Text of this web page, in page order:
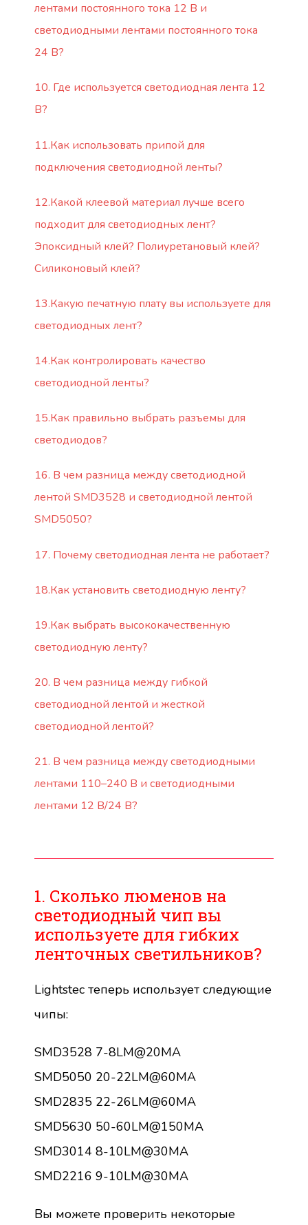
лентами постоянного тока 12 В и
светодиодными лентами постоянного тока
24 В?
10. Где используется светодиодная лента 12
В?
11.Как использовать припой для
подключения светодиодной ленты?
12.Какой клеевой материал лучше всего
подходит для светодиодных лент?
Эпоксидный клей? Полиуретановый клей?
Силиконовый клей?
13.Какую печатную плату вы используете для
светодиодных лент?
14.Как контролировать качество
светодиодной ленты?
15.Как правильно выбрать разъемы для
светодиодов?
16. В чем разница между светодиодной
лентой SMD3528 и светодиодной лентой
SMD5050?
17. Почему светодиодная лента не работает?
18.Как установить светодиодную ленту?
19.Как выбрать высококачественную
светодиодную ленту?
20. В чем разница между гибкой
светодиодной лентой и жесткой
светодиодной лентой?
21. В чем разница между светодиодными
лентами 110–240 В и светодиодными
лентами 12 В/24 В?
1. Сколько люменов на
светодиодный чип вы
используете для гибких
ленточных светильников?
Lightstec теперь использует следующие
чипы:
SMD3528 7-8LM@20MA
SMD5050 20-22LM@60MA
SMD2835 22-26LM@60MA
SMD5630 50-60LM@150MA
SMD3014 8-10LM@30MA
SMD2216 9-10LM@30MA
Вы можете проверить некоторые